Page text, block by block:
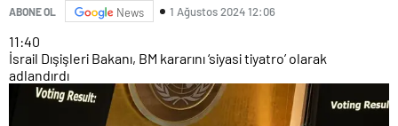
ABONE OL News 1 Ağustos 2024 12:06
11:40
İsrail Dışişleri Bakanı, BM kararını ‘siyasi tiyatro’ olarak
adlandırdı